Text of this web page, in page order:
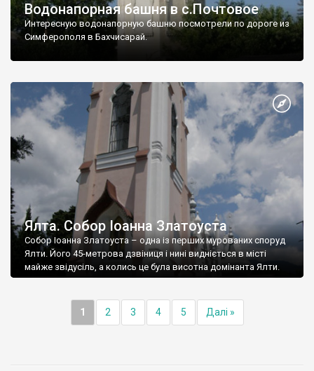
Водонапорная башня в с.Почтовое
Интересную водонапорную башню посмотрели по дороге из
Симферополя в Бахчисарай.
Ялта. Собор Іоанна Златоуста
Собор Іоанна Златоуста – одна із перших мурованих споруд
Ялти. Його 45-метрова дзвіниця і нині видніється в місті
майже звідусіль, а колись це була висотна домінанта Ялти.
1 2 3 4 5 Далі »